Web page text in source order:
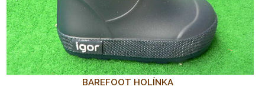
BAREFOOT HOLÍNKA